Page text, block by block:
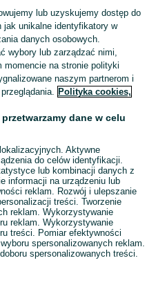
Skorzystaj z największego serwisu ogłoszeniowego - Swarzów i okolice! Kupuj to, czego pragniesz i sprzedawaj to, czego już nie potrzebujesz! Zobacz
lub uzyskujemy dostęp do
unikalne identyfikatory w
danych osobowych.
wybory lub zarządzać nimi,
momencie na stronie polityki
naszym partnerom i
Polityka cookies,
dane w celu
Aktywne
do celów identyfikacji.
lub kombinacji danych z
informacji na urządzeniu lub
reklam. Rozwój i ulepszanie
treści. Tworzenie
reklam. Wykorzystywanie
reklam. Wykorzystywanie
treści. Pomiar efektywności
spersonalizowanych reklam.
spersonalizowanych treści.